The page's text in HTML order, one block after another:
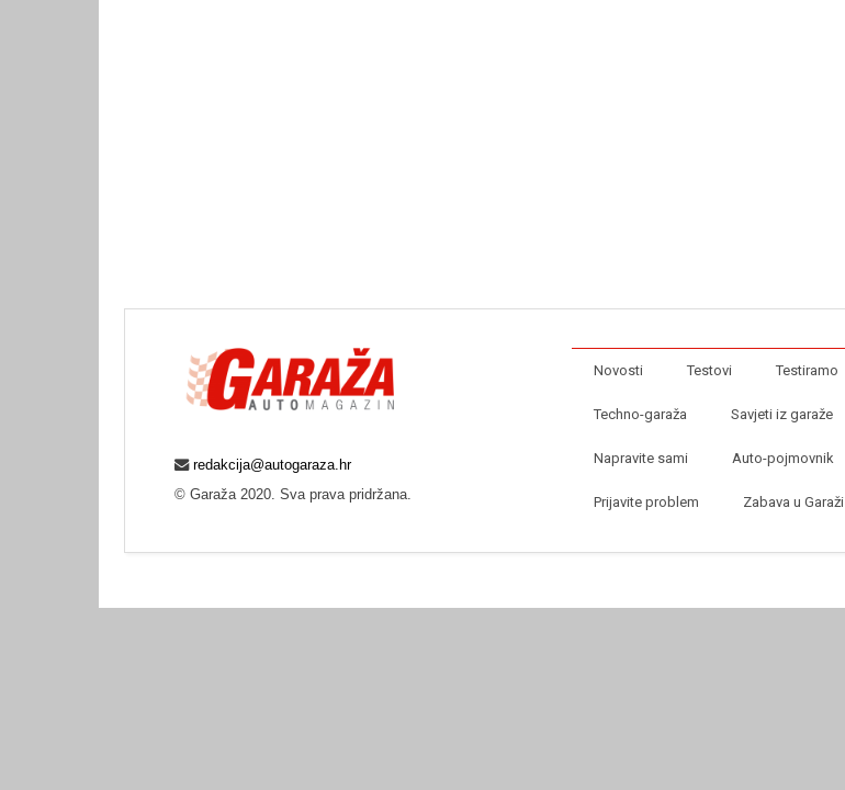
redakcija@autogaraza.hr
© Garaža 2020. Sva prava pridržana.
Novosti Testovi Testiramo
Techno-garaža Savjeti iz garaže
Napravite sami Auto-pojmovnik
Prijavite problem Zabava u Garaži